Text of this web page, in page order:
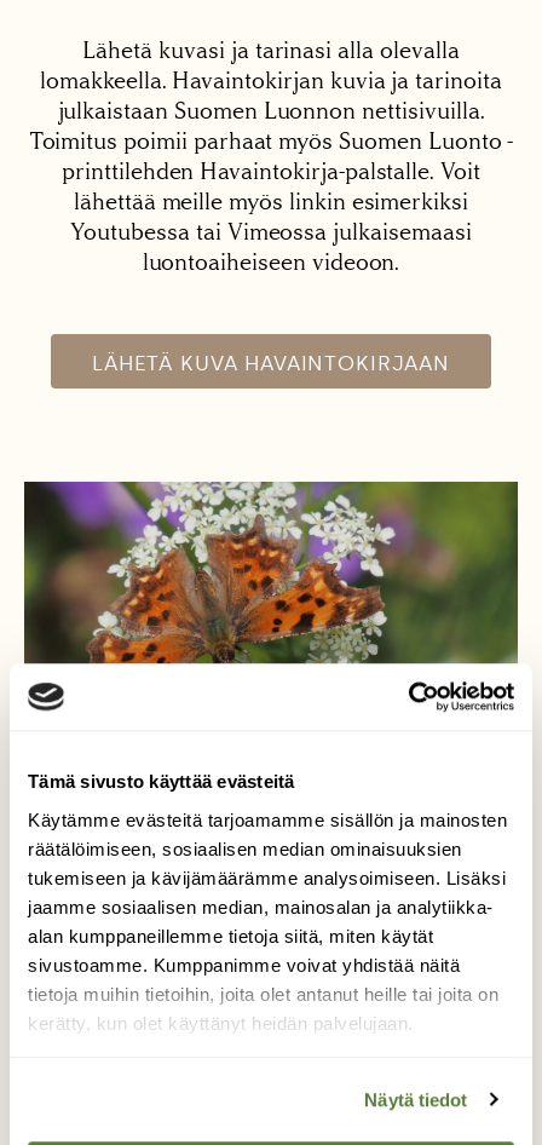
Tämä sivusto käyttää evästeitä
Käytämme evästeitä tarjoamamme sisällön ja mainosten
räätälöimiseen, sosiaalisen median ominaisuuksien
tukemiseen ja kävijämäärämme analysoimiseen. Lisäksi
jaamme sosiaalisen median, mainosalan ja analytiikka-
alan kumppaneillemme tietoja siitä, miten käytät
sivustoamme. Kumppanimme voivat yhdistää näitä
tietoja muihin tietoihin, joita olet antanut heille tai joita on
kerätty, kun olet käyttänyt heidän palvelujaan.
Näytä tiedot
Lähetä kuvasi ja tarinasi alla olevalla
lomakkeella. Havaintokirjan kuvia ja tarinoita
julkaistaan Suomen Luonnon nettisivuilla.
Toimitus poimii parhaat myös Suomen Luonto -
printtilehden Havaintokirja-palstalle. Voit
lähettää meille myös linkin esimerkiksi
Youtubessa tai Vimeossa julkaisemaasi
luontoaiheiseen videoon.
LÄHETÄ KUVA HAVAINTOKIRJAAN
herukkaperhonen
...ihan kesältä maistuu ja näyttää
Valokuvaaja: Arja Valtonen, Holma Lahti 2.6.2026